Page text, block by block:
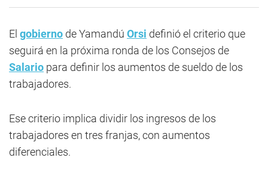
El gobierno de Yamandú Orsi definió el criterio que
seguirá en la próxima ronda de los Consejos de
Salario para definir los aumentos de sueldo de los
trabajadores.
Ese criterio implica dividir los ingresos de los
trabajadores en tres franjas, con aumentos
diferenciales.